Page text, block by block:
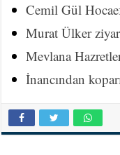
Cemil Gül
Murat Ülker
Mevlana
İnancından